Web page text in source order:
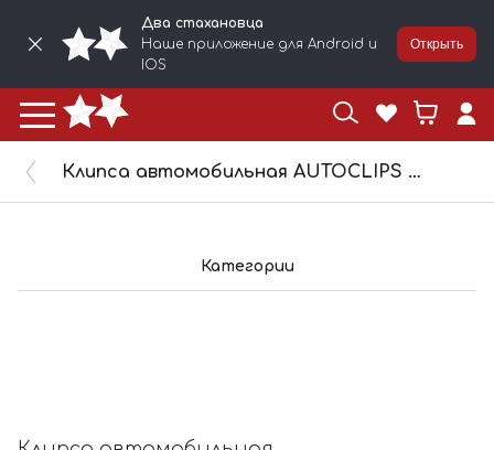
Два стахановца
Наше приложение для Android и
IOS
Открыть
Клипса автомобильная AUTOCLIPS Lexus, Toyota, 10380
Категории